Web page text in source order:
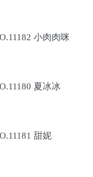
小肉肉咪
夏冰冰
甜妮